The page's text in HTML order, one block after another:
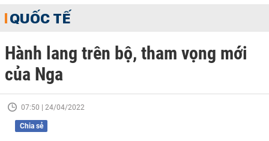
QUỐC TẾ
Hành lang trên bộ, tham vọng mới
của Nga
07:50 | 24/04/2022
Chia sẻ